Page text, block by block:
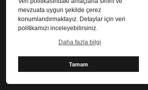
mevzuata uygun şekilde çerez
konumlandırmaktayız. Detaylar için veri
politikamızı inceleyebilirsiniz.
Daha fazla bilgi
Tamam